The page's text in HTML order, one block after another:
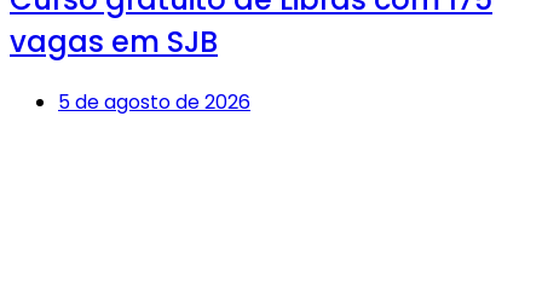
vagas em SJB
5 de agosto de 2026